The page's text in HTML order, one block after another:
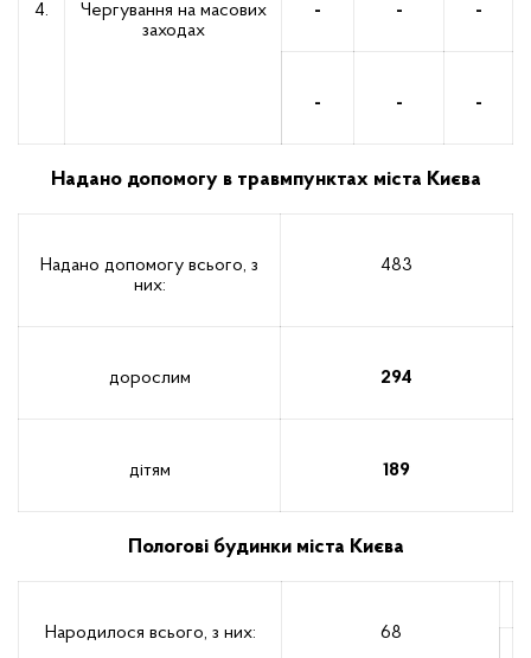
4.
Чергування на масових
заходах
- - -
- - -
Надано допомогу в травмпунктах міста Києва
Надано допомогу всього, з
них:
483
дорослим 294
дітям 189
Пологові будинки міста Києва
Народилося всього, з них: 68